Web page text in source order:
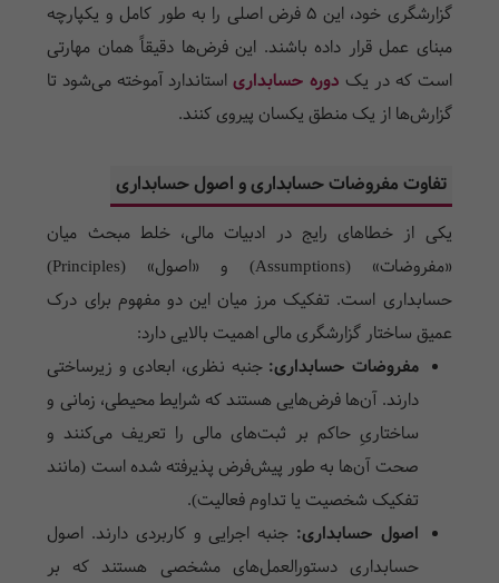
گزارشگری خود، این ۵ فرض اصلی را به طور کامل و یکپارچه
مبنای عمل قرار داده باشند. این فر‌ض‌ها دقیقاً همان مهارتی
است که در یک دوره حسابداریاستاندارد آموخته می‌شود تا
گزارش‌ها از یک منطق یکسان پیروی کنند.
تفاوت مفروضات حسابداری و اصول حسابداری
یکی از خطاهای رایج در ادبیات مالی، خلط مبحث میان
«مفروضات» (Assumptions) و «اصول» (Principles)
حسابداری است. تفکیک مرز میان این دو مفهوم برای درک
عمیق ساختار گزارشگری مالی اهمیت بالایی دارد:
مفروضات حسابداری: جنبه نظری، ابعادی و زیرساختی
دارند. آن‌ها فرض‌هایی هستند که شرایط محیطی، زمانی و
ساختاریِ حاکم بر ثبت‌های مالی را تعریف می‌کنند و
صحت آن‌ها به طور پیش‌فرض پذیرفته شده است (مانند
تفکیک شخصیت یا تداوم فعالیت).
اصول حسابداری: جنبه اجرایی و کاربردی دارند. اصول
حسابداری دستورالعمل‌های مشخصی هستند که بر